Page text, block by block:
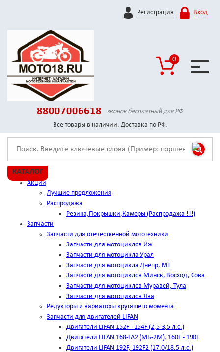
Регистрация Вход
0
88007006618
звонок бесплатный для РФ
Все товары в наличии. Доставка по РФ.
КАТАЛОГ
Акции
Лучшие предложения
Распродажа
Резина,Покрышки,Камеры (Распродажа !!!)
Запчасти
Запчасти для отечественной мототехники
Запчасти для мотоциклов Иж
Запчасти для мотоцикла Урал
Запчасти для мотоцикла Днепр, МТ
Запчасти для мотоциклов Минск, Восход, Сова
Запчасти для мотоциклов Муравей, Тула
Запчасти для мотоциклов Ява
Редукторы и вариаторы крутящего момента
Запчасти для двигателей LIFAN
Двигатели LIFAN 152F - 154F (2,5-3,5 л.с.)
Двигатели LIFAN 168-FA2 (МБ-2М), 160F - 190F
Двигатели LIFAN 192F, 192F2 (17.0/18.5 л.с.)